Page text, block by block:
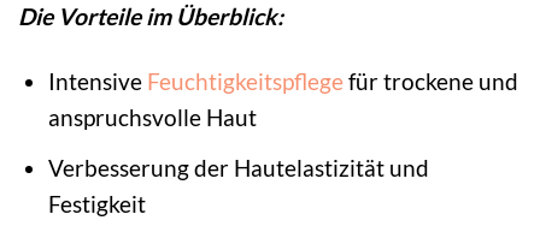
Die Vorteile im Überblick:
Intensive Feuchtigkeitspflegefür trockene und
anspruchsvolle Haut
Verbesserung der Hautelastizität und
Festigkeit